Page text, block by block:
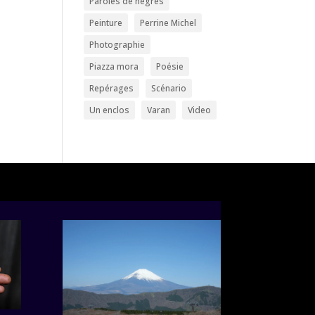
Peinture
Perrine Michel
Photographie
Piazza mora
Poésie
Repérages
Scénario
Un enclos
Varan Video